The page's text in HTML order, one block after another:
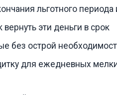
льготного
эти деньги в срок
без острой
для ежедневных